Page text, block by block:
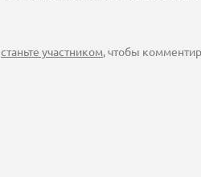
станьте участником, чтобы